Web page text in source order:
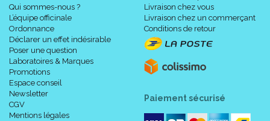
Qui sommes-nous ?
L’équipe officinale
Ordonnance
Déclarer un effet indésirable
Poser une question
Laboratoires & Marques
Promotions
Espace conseil
Newsletter
CGV
Mentions légales
Livraison chez vous
Livraison chez un commerçant
Conditions de retour
Paiement sécurisé